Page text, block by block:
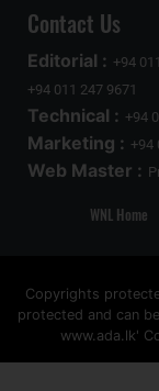
Contact Us
Editorial : +94
+94 011 247 9671
Technical : +94
Marketing : +94
Web Master :
WNL Home
Copyrights
protected and can
www.ada.lk'